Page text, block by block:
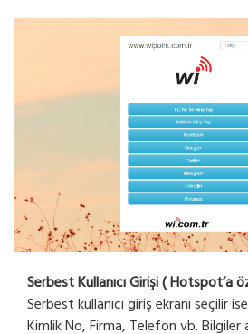
Serbest Kullanıcı Girişi ( Hotspot’a
Serbest kullanıcı giriş ekranı seçilir
Kimlik No, Firma, Telefon vb. Bilgiler